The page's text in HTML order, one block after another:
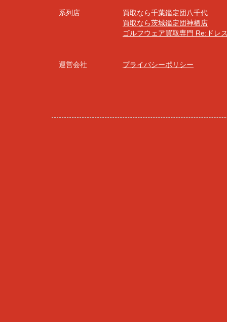
系列店
買取なら千葉鑑定団八千代
買取なら茨城鑑定団神栖店
ゴルフウェア買取専門 Re:ドレ
運営会社 プライバシーポリシー